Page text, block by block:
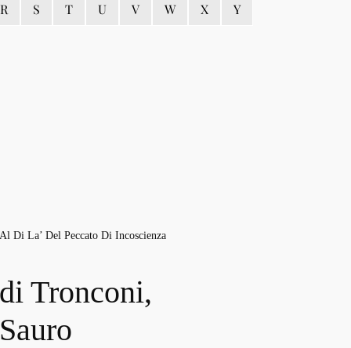
R S T U V W X
Y
Al Di La’ Del Peccato Di Incoscienza
di Tronconi,